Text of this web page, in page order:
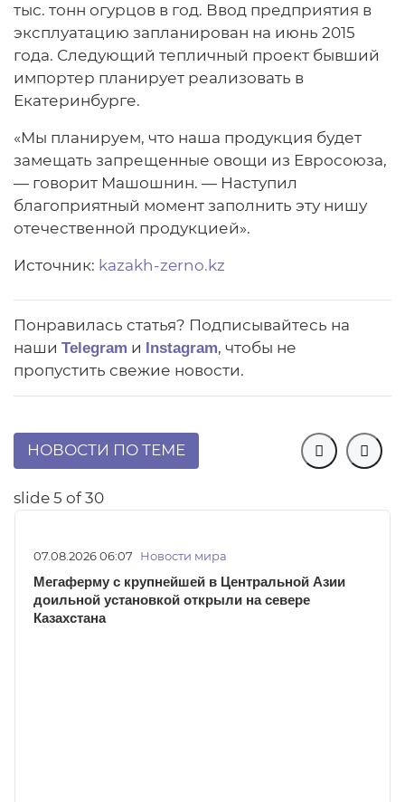
тыс. тонн огурцов в год. Ввод предприятия в
эксплуатацию запланирован на июнь 2015
года. Следующий тепличный проект бывший
импортер планирует реализовать в
Екатеринбурге.
«Мы планируем, что наша продукция будет
замещать запрещенные овощи из Евросоюза,
— говорит Машошнин. — Наступил
благоприятный момент заполнить эту нишу
отечественной продукцией».
Источник: kazakh-zerno.kz
Понравилась статья? Подписывайтесь на
наши Telegram и Instagram, чтобы не
пропустить свежие новости.
НОВОСТИ ПО ТЕМЕ  
slide 5 of 30
07.08.2026 06:07 Новости мира
Мегаферму с крупнейшей в Центральной Азии
доильной установкой открыли на севере
Казахстана